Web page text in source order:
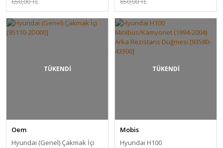
TÜKENDİ
Oem
Hyundai (Genel) Çakmak İçi
TÜKENDİ
Mobis
Hyundai H100